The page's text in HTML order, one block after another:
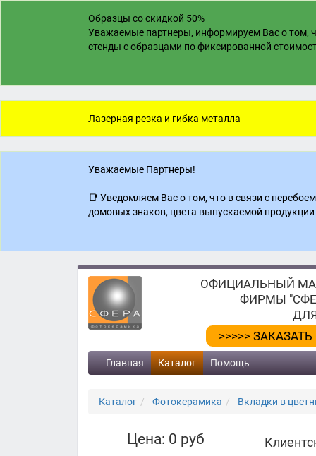
Образцы со скидкой 50%
Уважаемые партнеры, информируем Вас о том,
стенды с образцами по фиксированной
Лазерная резка и гибка металла
Уважаемые Партнеры!
📑 Уведомляем Вас о том, что в связи с
домовых знаков, цвета выпускаемой
ОФИЦИАЛЬНЫЙ
ФИРМЫ
>>>>>
Главная Каталог Помощь
Каталог Фотокерамика Вкладки в
Цена: 0 руб